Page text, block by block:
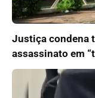
Justiça condena
assassinato em